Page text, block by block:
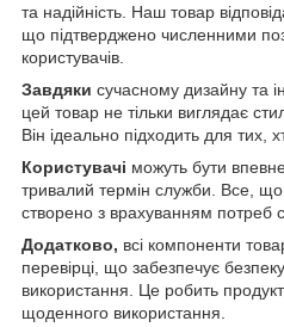
та надійність. Наш товар
що підтверджено численними
користувачів.
Завдяки сучасному дизайну та
цей товар не тільки виглядає
Він ідеально підходить для тих,
Користувачі можуть бути
тривалий термін служби. Все,
створено з врахуванням потреб
Додатково, всі компоненти
перевірці, що забезпечує
використання. Це робить
щоденного використання.